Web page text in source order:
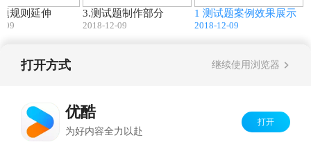
规则延伸
09
3.测试题制作部分
2018-12-09
1 测试题案例效果展示
2018-12-09
打开方式 继续使用浏览器
优酷
为好内容全力以赴
打开